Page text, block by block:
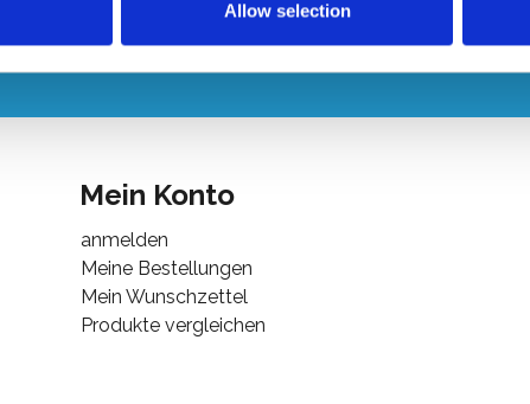
Allow selection
Sie uns an oder schreiben Sie uns eine E-Mail!
Mein Konto
anmelden
Meine Bestellungen
Mein Wunschzettel
Produkte vergleichen